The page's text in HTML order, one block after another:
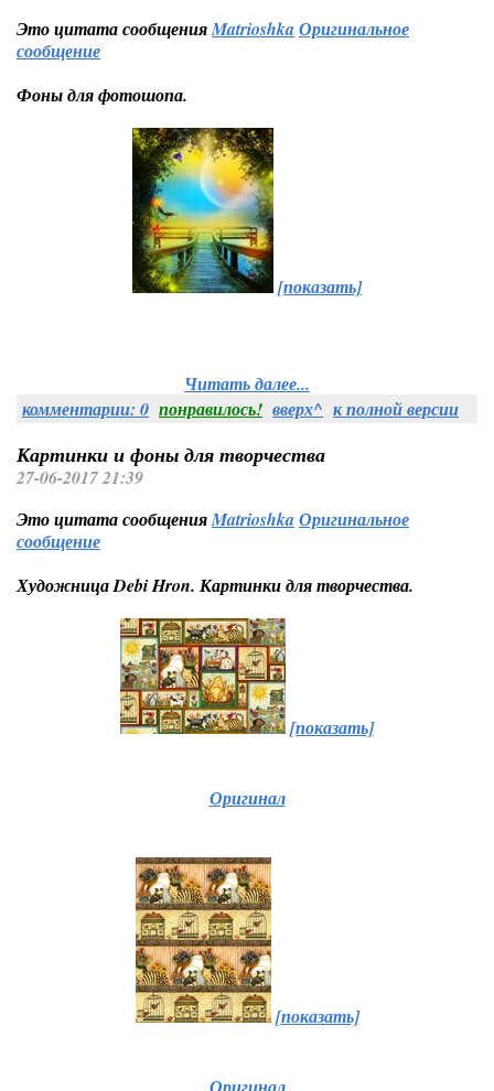
Это цитата сообщенияMatrioshkaОригинальное
сообщение
Фоны для фотошопа.
[показать]
Читать далее...
комментарии: 0 понравилось! вверх^ к полной версии
Картинки и фоны для творчества
27-06-2017 21:39
Это цитата сообщенияMatrioshkaОригинальное
сообщение
Художница Debi Hron. Картинки для творчества.
[показать]
Оригинал
[показать]